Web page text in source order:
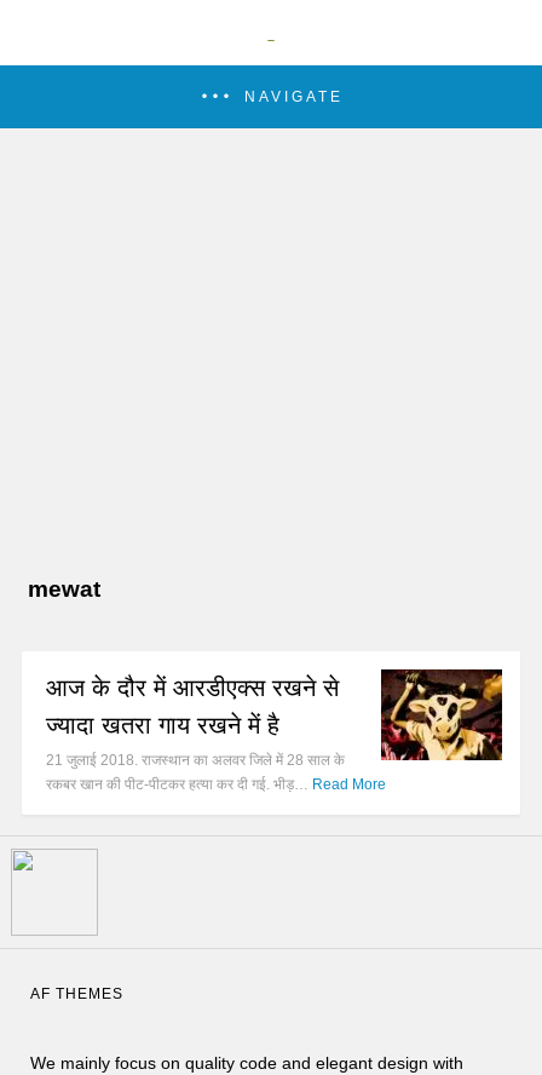
NAVIGATE
mewat
आज के दौर में आरडीएक्स रखने से
ज्यादा खतरा गाय रखने में है
21 जुलाई 2018. राजस्थान का अलवर जिले में 28 साल के
रकबर खान की पीट-पीटकर हत्या कर दी गई. भीड़… Read More
AF THEMES
We mainly focus on quality code and elegant design with